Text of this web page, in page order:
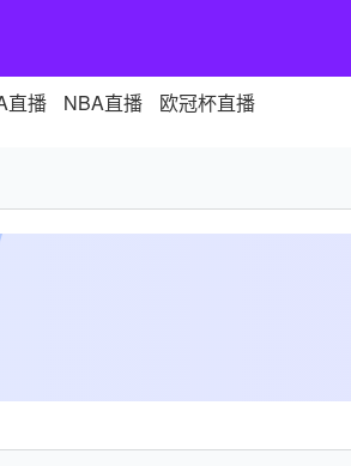
直播 NBA直播 欧冠杯直播